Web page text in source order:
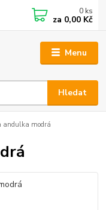
Menu
Hledat
0 ks
za 0,00 Kč
andulka modrá